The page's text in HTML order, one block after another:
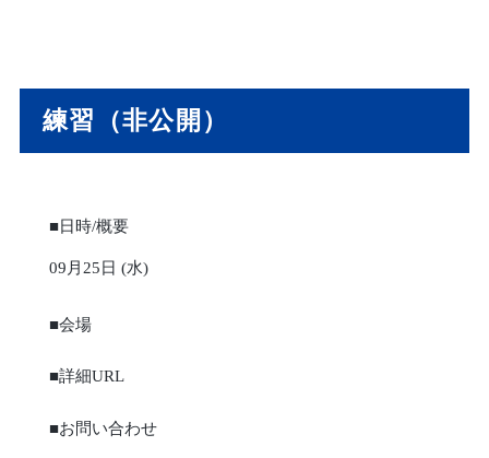
練習（非公開）
■日時/概要
09月25日 (水)
■会場
■詳細URL
■お問い合わせ